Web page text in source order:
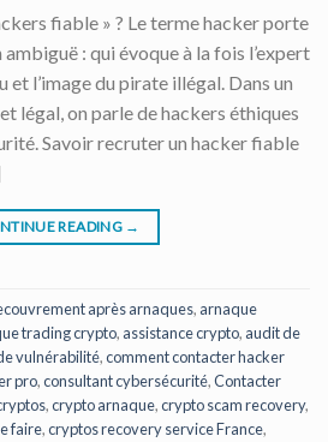
fiable » ? Le terme hacker porte
: qui évoque à la fois l’expert
et l’image du pirate illégal. Dans un
légal, on parle de hackers éthiques
Savoir recruter un hacker fiable
READING →
après arnaques, arnaque
trading crypto, assistance crypto, audit de
vulnérabilité,comment contacter hacker
pro,consultant cybersécurité,Contacter
,crypto arnaque,crypto scam recovery,
faire,cryptos recovery service France,